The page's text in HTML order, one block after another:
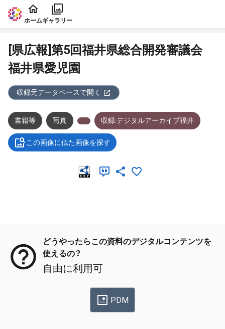
本文に飛ぶ
ホームギャラリー
[県広報]第5回福井県総合開発審議会
福井県愛児園
収録元データベースで開く
書籍等 写真 収録:デジタルアーカイブ福井
この画像に似た画像を探す
どうやったらこの資料のデジタルコンテンツを
使えるの？
自由に利用可
PDM